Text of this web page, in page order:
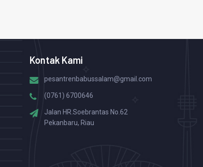
Kontak Kami
pesantrenbabussalam@gmail.com
(0761) 6700646
Jalan HR.Soebrantas No.62
Pekanbaru, Riau